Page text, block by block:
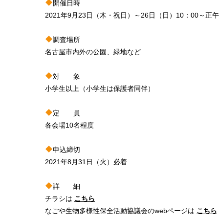
開催日時
2021年9月23日（木・祝日）～26日（日）10：00～正
調査場所
名古屋市内外の公園、緑地など
対 象
小学生以上（小学生は保護者同伴）
定 員
各会場10名程度
申込締切
2021年8月31日（火）必着
詳 細
チラシは こちら
なごや生物多様性保全活動協議会のwebページは こちら